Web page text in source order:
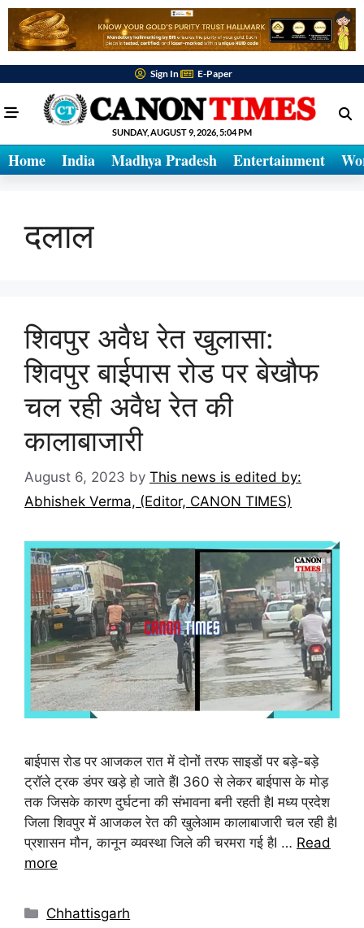
Sign In E-Paper
SUNDAY, AUGUST 9, 2026, 5:04 PM
Home India Madhya Pradesh Entertainment
दलाल
शिवपुर अवैध रेत खुलासा:
शिवपुर बाईपास रोड पर बेखौफ
चल रही अवैध रेत की
कालाबाजारी
August 6, 2023 by This news is edited by:
Abhishek Verma, (Editor, CANON TIMES)
बाईपास रोड पर आजकल रात में दोनों तरफ साइडों पर बड़े-बड़े
ट्रॉले ट्रक डंपर खड़े हो जाते हैंI 360 से लेकर बाईपास के मोड़
तक जिसके कारण दुर्घटना की संभावना बनी रहती हैI मध्य प्रदेश
जिला शिवपुर में आजकल रेत की खुलेआम कालाबाजारी चल रही हैI
प्रशासन मौन, कानून व्यवस्था जिले की चरमरा गई हैI … Read
more
Chhattisgarh